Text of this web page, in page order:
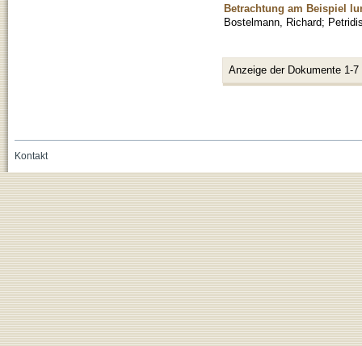
Betrachtung am Beispiel
Bostelmann, Richard;
Anzeige der Dokumente 1-7
Kontakt